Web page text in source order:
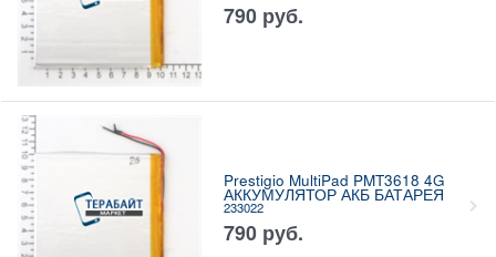
790 руб.
Prestigio MultiPad PMT3618 4G
АККУМУЛЯТОР АКБ БАТАРЕЯ
233022
790 руб.